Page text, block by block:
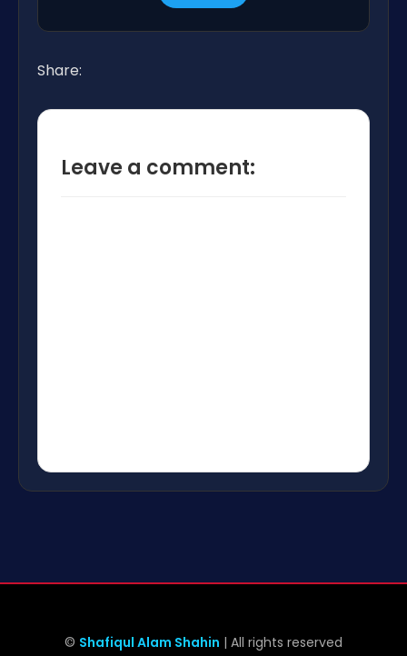
Share:
Leave a comment:
© Shafiqul Alam Shahin | All rights reserved